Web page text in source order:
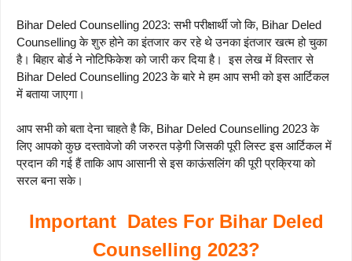
Bihar Deled Counselling 2023: सभी परीक्षार्थी जो कि, Bihar Deled
Counselling के शुरु होने का इंतजार कर रहे थे उनका इंतजार खत्म हो चुका
है। बिहार बोर्ड ने नोटिफिकेश को जारी कर दिया है। इस लेख में विस्तार से
Bihar Deled Counselling 2023 के बारे मे हम आप सभी को इस आर्टिकल
में बताया जाएगा।
आप सभी को बता देना चाहते है कि, Bihar Deled Counselling 2023 के
लिए आपको कुछ दस्तावेजो की जरुरत पड़ेगी जिसकी पूरी लिस्ट इस आर्टिकल में
प्रदान की गई हैं ताकि आप आसानी से इस काऊंसलिंग की पूरी प्रक्रिया को
सरल बना सके।
Important Dates For Bihar Deled
Counselling 2023?